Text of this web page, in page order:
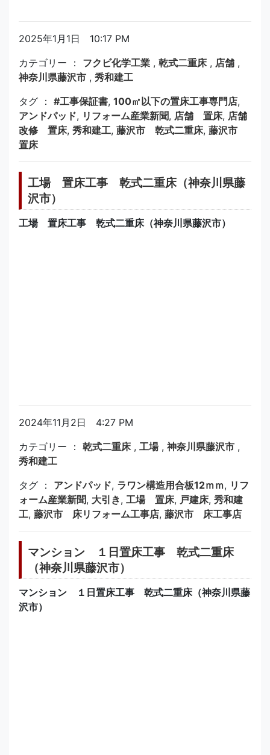
2025年1月1日 10:17 PM
カテゴリー ： フクビ化学工業 , 乾式二重床, 店舗 ,
神奈川県藤沢市 , 秀和建工
タグ ： #工事保証書, 100㎡以下の置床工事専門店,
アンドパッド, リフォーム産業新聞, 店舗 置床, 店舗
改修 置床, 秀和建工, 藤沢市 乾式二重床, 藤沢市
置床
工場 置床工事 乾式二重床（神奈川県藤
沢市）
工場 置床工事 乾式二重床（神奈川県藤沢市）
2024年11月2日 4:27 PM
カテゴリー ： 乾式二重床, 工場, 神奈川県藤沢市 ,
秀和建工
タグ ： アンドパッド, ラワン構造用合板12ｍｍ, リフ
ォーム産業新聞, 大引き, 工場 置床, 戸建床, 秀和建
工, 藤沢市 床リフォーム工事店, 藤沢市 床工事店
マンション １日置床工事 乾式二重床
（神奈川県藤沢市）
マンション １日置床工事 乾式二重床（神奈川県藤
沢市）